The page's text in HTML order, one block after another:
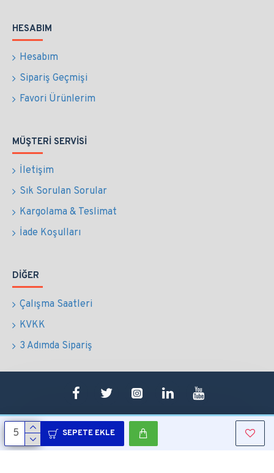
SEPETE EKLE
HESABIM
Hesabım
Sipariş Geçmişi
Favori Ürünlerim
MÜŞTERI SERVISI
İletişim
Sık Sorulan Sorular
Kargolama & Teslimat
İade Koşulları
DIĞER
Çalışma Saatleri
KVKK
3 Adımda Sipariş
Sepetim 0507 724 65 90 Whatsapp Konum